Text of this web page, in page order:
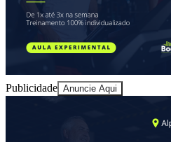
Publicidade Anuncie Aqui